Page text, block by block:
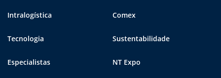
Intralogística Comex
Tecnologia Sustentabilidade
Especialistas NT Expo